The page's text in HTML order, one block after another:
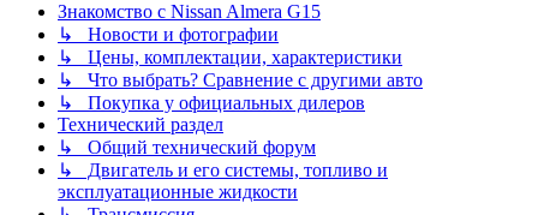
Знакомство с Nissan Almera G15
↳ Новости и фотографии
↳ Цены, комплектации, характеристики
↳ Что выбрать? Сравнение с другими авто
↳ Покупка у официальных дилеров
Технический раздел
↳ Общий технический форум
↳ Двигатель и его системы, топливо и
эксплуатационные жидкости